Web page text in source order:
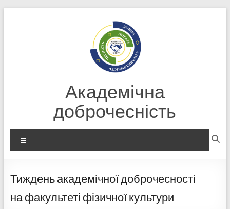
Академічна
доброчесність
Тиждень академічної доброчесності
на факультеті фізичної культури